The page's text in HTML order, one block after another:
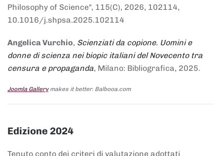
Philosophy of Science", 115(C), 2026, 102114,
10.1016/j.shpsa.2025.102114
Angelica Vurchio, Scienziati da copione. Uomini e
donne di scienza nei biopic italiani del Novecento tra
censura e propaganda, Milano: Bibliografica, 2025.
Joomla Gallerymakes it better. Balbooa.com
Edizione 2024
Tenuto conto dei criteri di valutazione adottati